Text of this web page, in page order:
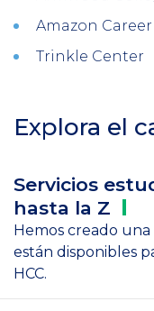
Amazon
Trinkle Center
Explora el
Servicios
hasta la Z
Hemos creado
están disponibles
HCC.